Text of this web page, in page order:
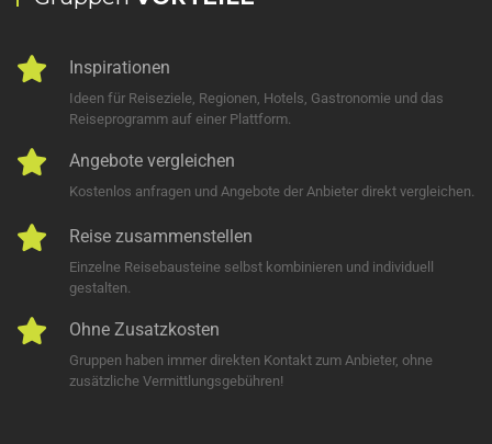
Inspirationen
Ideen für Reiseziele, Regionen, Hotels, Gastronomie und das
Reiseprogramm auf einer Plattform.
Angebote vergleichen
Kostenlos anfragen und Angebote der Anbieter direkt vergleichen.
Reise zusammenstellen
Einzelne Reisebausteine selbst kombinieren und individuell
gestalten.
Ohne Zusatzkosten
Gruppen haben immer direkten Kontakt zum Anbieter, ohne
zusätzliche Vermittlungsgebühren!